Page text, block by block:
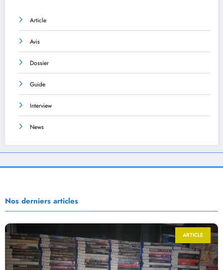
Article
Avis
Dossier
Guide
Interview
News
Nos derniers articles
ARTICLE